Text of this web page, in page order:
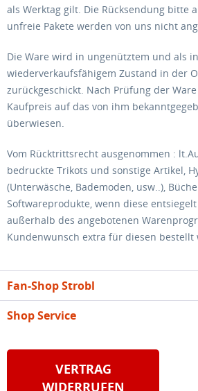
als Werktag gilt. Die Rücksendung bitte
unfreie Pakete werden von uns nicht
Die Ware wird in ungenütztem und als
wiederverkaufsfähigem Zustand in der
zurückgeschickt. Nach Prüfung der
Kaufpreis auf das von ihm
überwiesen.
Vom Rücktrittsrecht ausgenommen :
bedruckte Trikots und sonstige Artikel,
(Unterwäsche, Bademoden, usw..),
Softwareprodukte, wenn diese
außerhalb des angebotenen
Kundenwunsch extra für diesen bestellt
Fan-Shop Strobl
Shop Service
VERTRAG
WIDERRUFEN